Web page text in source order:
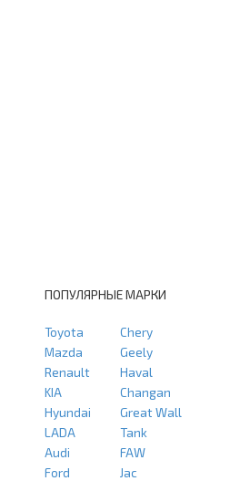
ПОПУЛЯРНЫЕ МАРКИ
Toyota
Mazda
Renault
KIA
Hyundai
LADA
Audi
Ford
Chery
Geely
Haval
Changan
Great Wall
Tank
FAW
Jac